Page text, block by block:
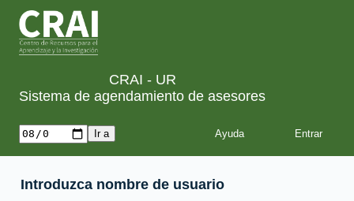
CRAI - UR
Sistema de agendamiento de asesores
Ayuda
Introduzca nombre de usuario